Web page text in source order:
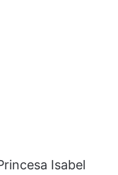
Isabel